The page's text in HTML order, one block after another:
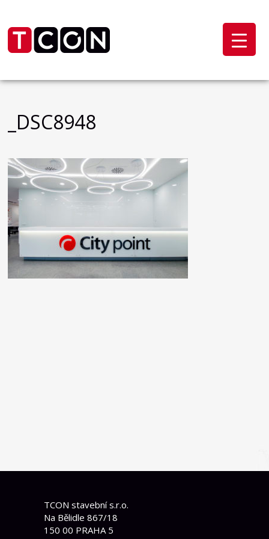
_DSC8948
TCON stavební s.r.o.
Na Bělidle 867/18
150 00 PRAHA 5